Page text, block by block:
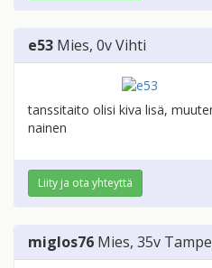
e53 Mies, 0vVihti
tanssitaito olisi kiva lisä,
nainen
Liity ja ota yhteyttä
miglos76 Mies, 35v